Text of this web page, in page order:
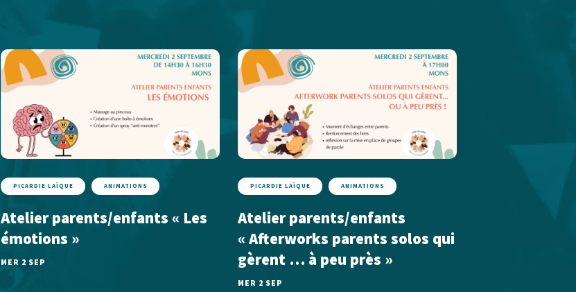
PICARDIE LAÏQUE ANIMATIONS
Atelier parents/enfants « Les
émotions »
MER 2 SEP
PICARDIE LAÏQUE ANIMATIONS
Atelier parents/enfants
« Afterworks parents solos qui
gèrent … à peu près »
MER 2 SEP